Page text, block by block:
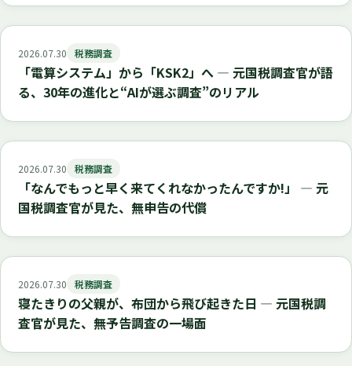
2026.07.30 税務調査
「電算システム」から「KSK2」へ ― 元国税調査官が語
る、30年の進化と“AIが選ぶ調査”のリアル
2026.07.30 税務調査
「なんでもっと早く来てくれなかったんですか!」 ― 元
国税調査官が見た、無申告の代償
2026.07.30 税務調査
寝たきりの父親が、布団から飛び起きた日 ― 元国税調
査官が見た、無予告調査の一場面